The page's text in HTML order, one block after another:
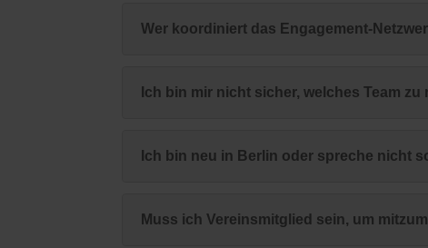
Wer koordiniert das Engagement-
Ich bin mir nicht sicher, welches Team
Ich bin neu in Berlin oder spreche nicht
Muss ich Vereinsmitglied sein, um